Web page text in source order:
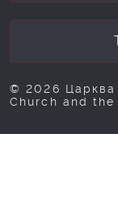
© 2026 Царква
Church and